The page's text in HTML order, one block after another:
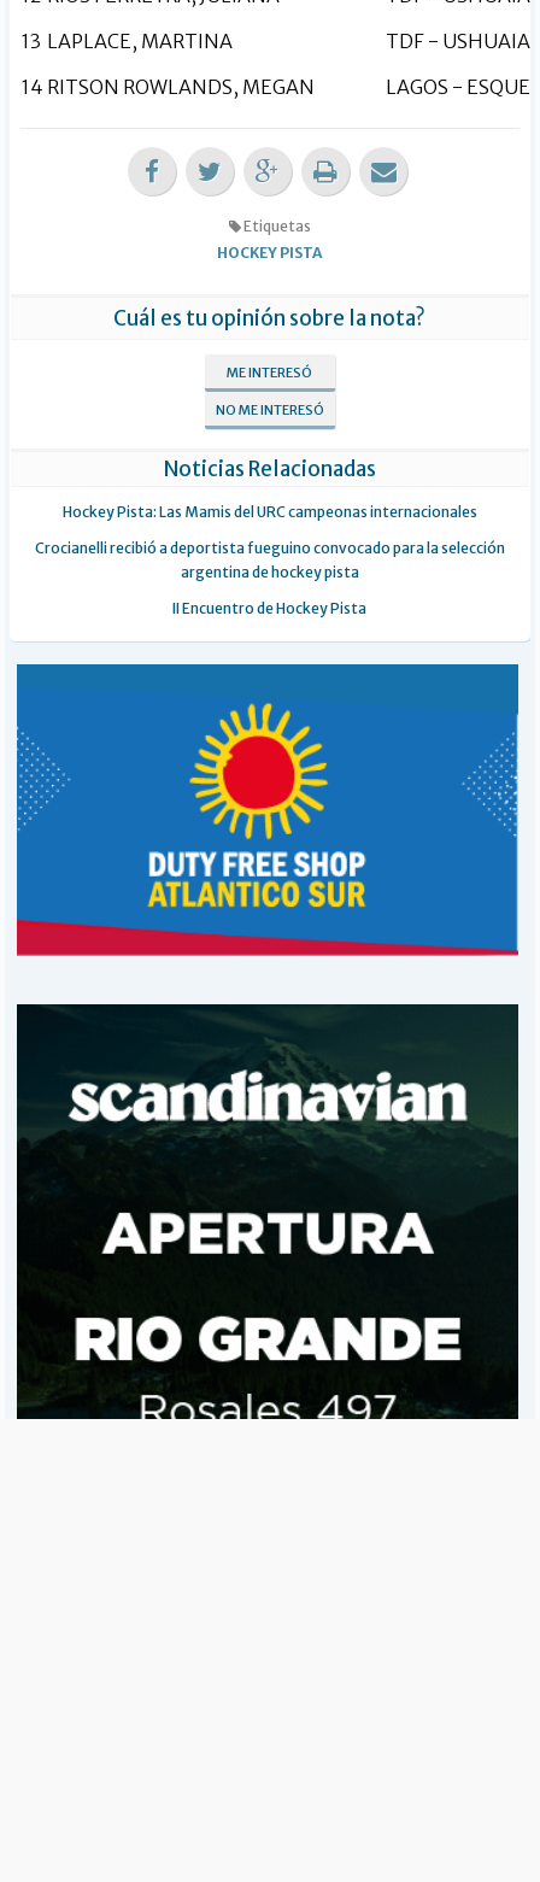
13 LAPLACE, MARTINA
TDF - USHUAIA
14 RITSON ROWLANDS, MEGAN LAGOS -
Etiquetas
HOCKEY PISTA
Cuál es tu opinión sobre la nota?
ME INTERESÓ
NO ME INTERESÓ
Noticias Relacionadas
Hockey Pista: Las Mamis del URC campeonas internacionales
Crocianelli recibió a deportista fueguino convocado para la selección
argentina de hockey pista
II Encuentro de Hockey Pista